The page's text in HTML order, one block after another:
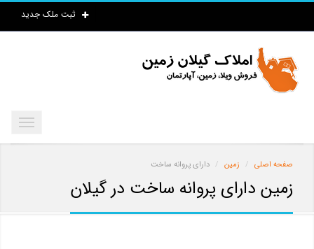
ثبت ملک جدید
صفحه اصلی زمین دارای پروانه ساخت
زمین دارای پروانه ساخت در گیلان